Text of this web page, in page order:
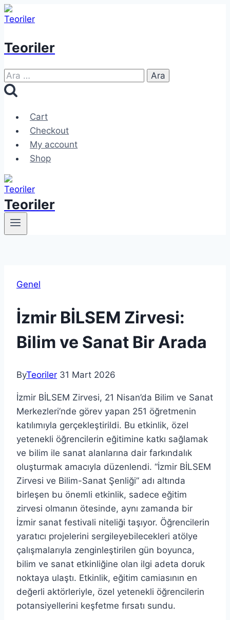
Skip
to
Teoriler
Arama:
Cart
Checkout
My account
Shop
Teoriler
Genel
İzmir BİLSEM Zirvesi:
Bilim ve Sanat Bir Arada
ByTeoriler 31 Mart 2026
İzmir BİLSEM Zirvesi, 21 Nisan’da Bilim ve Sanat
Merkezleri’nde görev yapan 251 öğretmenin
katılımıyla gerçekleştirildi. Bu etkinlik, özel
yetenekli öğrencilerin eğitimine katkı sağlamak
ve bilim ile sanat alanlarına dair farkındalık
oluşturmak amacıyla düzenlendi. “İzmir BİLSEM
Zirvesi ve Bilim-Sanat Şenliği” adı altında
birleşen bu önemli etkinlik, sadece eğitim
zirvesi olmanın ötesinde, aynı zamanda bir
İzmir sanat festivali niteliği taşıyor. Öğrencilerin
yaratıcı projelerini sergileyebilecekleri atölye
çalışmalarıyla zenginleştirilen gün boyunca,
bilim ve sanat etkinliğine olan ilgi adeta doruk
noktaya ulaştı. Etkinlik, eğitim camiasının en
değerli aktörleriyle, özel yetenekli öğrencilerin
potansiyellerini keşfetme fırsatı sundu.